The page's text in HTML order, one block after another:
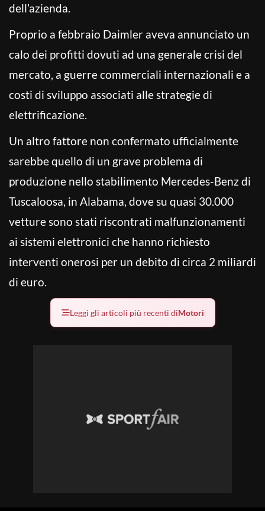
dell’azienda.
Proprio a febbraio Daimler aveva annunciato un
calo dei profitti dovuti ad una generale crisi del
mercato, a guerre commerciali internazionali e a
costi di sviluppo associati alle strategie di
elettrificazione.
Un altro fattore non confermato ufficialmente
sarebbe quello di un grave problema di
produzione nello stabilimento Mercedes-Benz di
Tuscaloosa, in Alabama, dove su quasi 30.000
vetture sono stati riscontrati malfunzionamenti
ai sistemi elettronici che hanno richiesto
interventi onerosi per un debito di circa 2 miliardi
di euro.
Leggi gli articoli più recenti diMotori